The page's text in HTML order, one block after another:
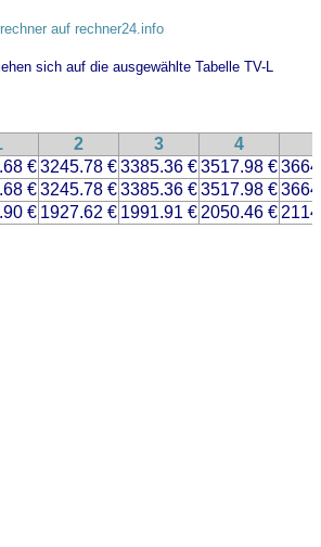
auf rechner24.info
sich auf die ausgewählte Tabelle TV-L
2 3 4
€3245.78 €3385.36 €3517.98 €
€3245.78 €3385.36 €3517.98 €
€ 1927.62 € 1991.91 € 2050.46 €